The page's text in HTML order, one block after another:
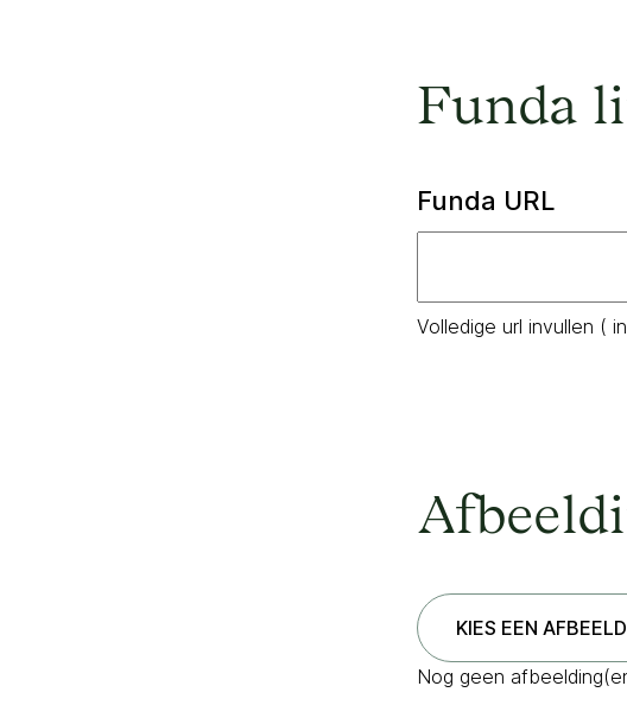
Funda
Funda URL
Volledige url invullen (
Nog geen